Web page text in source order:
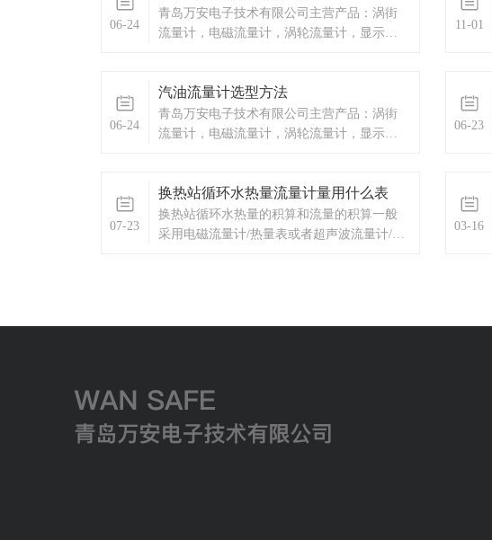
06-24
青岛万安电子技术有限公司主营产品：涡街
流量计，电磁流量计，涡轮流量计，显示仪
化项目。
11-01
06-24
汽油流量计选型方法
青岛万安电子技术有限公司主营产品：涡街
流量计，电磁流量计，涡轮流量计，显示仪
化项目。
06-23
07-23
换热站循环水热量流量计量用什么表
换热站循环水热量的积算和流量的积算一般
采用电磁流量计/热量表或者超声波流量计/热
03-16